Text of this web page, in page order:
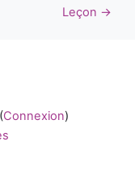
Leçon →
Connexion)